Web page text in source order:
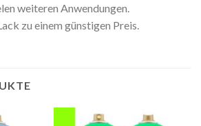
weiteren Anwendungen.
zu einem günstigen Preis.